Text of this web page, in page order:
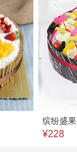
缤纷盛果
¥228